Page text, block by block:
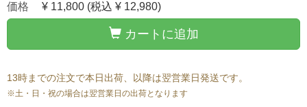
価格 ¥ 11,800 (税込 ¥ 12,980)
カートに追加
13時までの注文で本日出荷、以降は翌営業日発送です。
※土・日・祝の場合は翌営業日の出荷となります